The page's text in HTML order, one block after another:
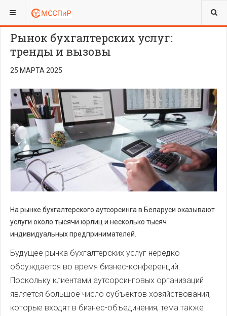
ВЫ ЗДЕСЬ: ПРЕСС-ЦЕНТР
Рынок бухгалтерских услуг:
тренды и вызовы
25 МАРТА 2025
На рынке бухгалтерского аутсорсинга в Беларуси оказывают
услуги около тысячи юрлиц и несколько тысяч
индивидуальных предпринимателей.
Будущее рынка бухгалтерских услуг нередко
обсуждается во время бизнес-конференций.
Поскольку клиентами аутсорсинговых организаций
является большое число субъектов хозяйствования,
которые входят в бизнес-объединения, тема также